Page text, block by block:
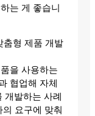
는 게 좋습니
춤형 제품 개발
을 사용하는
협업해 자체
발하는 사례
요구에 맞춰